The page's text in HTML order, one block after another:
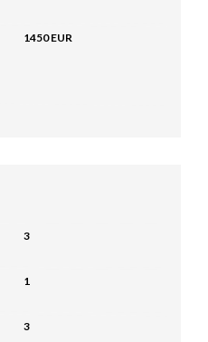
1450 EUR
3
1
3